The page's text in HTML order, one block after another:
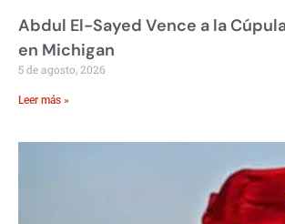
Abdul El-Sayed Vence a la
en Michigan
5 de agosto, 2026
Leer más »